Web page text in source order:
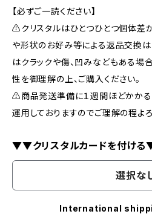
【必ずご一読ください】
⚠️クリスタルはひとつひとつ個体差
や形状のお好み等による返品交換は
はクラックや傷、凹みなどもある場
性を御理解の上、ご購入ください。
⚠️商品発送準備に１週間ほどかかる
運用しておりますのでご理解の程よろ
▼▼クリスタルカードを付け
選択な
International